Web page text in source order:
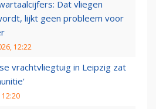
Dat vliegen
lijkt geen probleem voor
12:22
vrachtvliegtuig in Leipzig zat
12:20